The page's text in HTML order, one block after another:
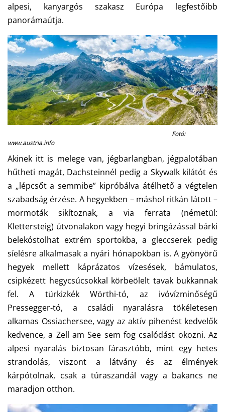
alpesi, kanyargós szakasz Európa legfestőibb
panorámaútja.
Fotó:
www.austria.info
Akinek itt is melege van, jégbarlangban, jégpalotában
hűtheti magát, Dachsteinnél pedig a Skywalk kilátót és
a „lépcsőt a semmibe” kipróbálva átélhető a végtelen
szabadság érzése. A hegyekben – máshol ritkán látott –
mormoták sikítoznak, a via ferrata (németül:
Klettersteig) útvonalakon vagy hegyi bringázással bárki
belekóstolhat extrém sportokba, a gleccserek pedig
síelésre alkalmasak a nyári hónapokban is. A gyönyörű
hegyek mellett káprázatos vízesések, bámulatos,
csipkézett hegycsúcsokkal körbeölelt tavak bukkannak
fel. A türkizkék Wörthi-tó, az ivóvízminőségű
Pressegger-tó, a családi nyaralásra tökéletesen
alkamas Ossiachersee, vagy az aktív pihenést kedvelők
kedvence, a Zell am See sem fog csalódást okozni. Az
alpesi nyaralás biztosan fárasztóbb, mint egy hetes
strandolás, viszont a látvány és az élmények
kárpótolnak, csak a túraszandál vagy a bakancs ne
maradjon otthon.